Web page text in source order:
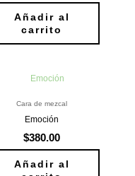
Añadir al
carrito
Cara de mezcal
Emoción
$380.00
Añadir al